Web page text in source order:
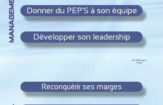
Donner du PEP'S à son équipe
Développer son leadership
Jeu "Manager
Party"
Reconquérir ses marges